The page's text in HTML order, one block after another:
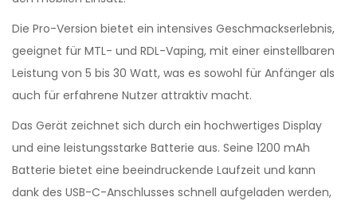
Die Pro-Version bietet ein intensives Geschmackserlebnis,
geeignet für MTL- und RDL-Vaping, mit einer einstellbaren
Leistung von 5 bis 30 Watt, was es sowohl für Anfänger als
auch für erfahrene Nutzer attraktiv macht.
Das Gerät zeichnet sich durch ein hochwertiges Display
und eine leistungsstarke Batterie aus. Seine 1200 mAh
Batterie bietet eine beeindruckende Laufzeit und kann
dank des USB-C-Anschlusses schnell aufgeladen werden,